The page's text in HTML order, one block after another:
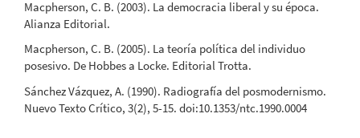
Macpherson, C. B. (2003). La democracia liberal y su época.
Alianza Editorial.
Macpherson, C. B. (2005). La teoría política del individuo
posesivo. De Hobbes a Locke. Editorial Trotta.
Sánchez Vázquez, A. (1990). Radiografía del posmodernismo.
Nuevo Texto Crítico, 3(2), 5-15. doi:10.1353/ntc.1990.0004